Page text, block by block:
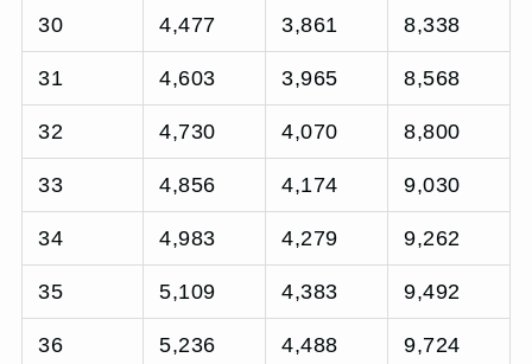
30 4,477 3,861 8,338
31 4,603 3,965 8,568
32 4,730 4,070 8,800
33 4,856 4,174 9,030
34 4,983 4,279 9,262
35 5,109 4,383 9,492
36 5,236 4,488 9,724